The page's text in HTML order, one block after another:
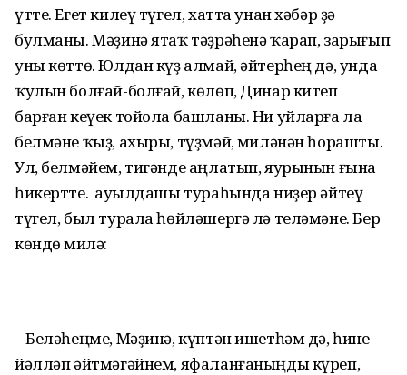
үтте. Егет килеү түгел, хатта унан хәбәр ҙә
булманы. Мәҙинә ятаҡ тәҙрәһенә ҡарап, зарығып
уны көттө. Юлдан күҙ алмай, әйтерһең дә, унда
ҡулын болғай-болғай, көлөп, Динар китеп
барған кеүек тойола башланы. Ни уйларға ла
белмәне ҡыҙ, ахыры, түҙмәй, Әмиләнән һорашты.
Ул, белмәйем, тигәнде аңлатып, яурынын ғы­на
һикертте. Ә ауылдашы тура­һында ниҙер әйтеү
түгел, был турала һөйләшергә лә теләмәне. Бер
көндө Әмилә:
– Беләһеңме, Мәҙинә, күптән ишетһәм дә, һине
йәлләп әйтмәгәйнем, яфаланғаныңды күреп,